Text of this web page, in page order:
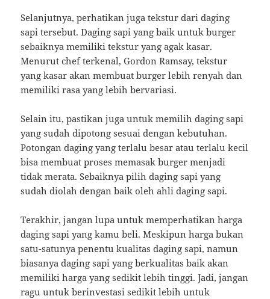
Selanjutnya, perhatikan juga tekstur dari daging
sapi tersebut. Daging sapi yang baik untuk burger
sebaiknya memiliki tekstur yang agak kasar.
Menurut chef terkenal, Gordon Ramsay, tekstur
yang kasar akan membuat burger lebih renyah dan
memiliki rasa yang lebih bervariasi.
Selain itu, pastikan juga untuk memilih daging sapi
yang sudah dipotong sesuai dengan kebutuhan.
Potongan daging yang terlalu besar atau terlalu kecil
bisa membuat proses memasak burger menjadi
tidak merata. Sebaiknya pilih daging sapi yang
sudah diolah dengan baik oleh ahli daging sapi.
Terakhir, jangan lupa untuk memperhatikan harga
daging sapi yang kamu beli. Meskipun harga bukan
satu-satunya penentu kualitas daging sapi, namun
biasanya daging sapi yang berkualitas baik akan
memiliki harga yang sedikit lebih tinggi. Jadi, jangan
ragu untuk berinvestasi sedikit lebih untuk